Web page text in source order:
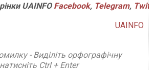
UAINFO Facebook, Telegram,
UAINFO
- Виділіть орфографічну
Ctrl + Enter